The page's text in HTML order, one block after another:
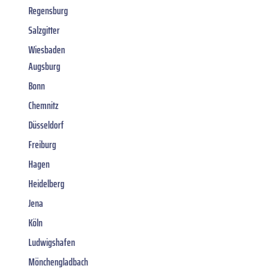
Regensburg
Salzgitter
Wiesbaden
Augsburg
Bonn
Chemnitz
Düsseldorf
Freiburg
Hagen
Heidelberg
Jena
Köln
Ludwigshafen
Mönchengladbach